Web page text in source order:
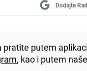
Dodajte
pratite putem
, kao i putem